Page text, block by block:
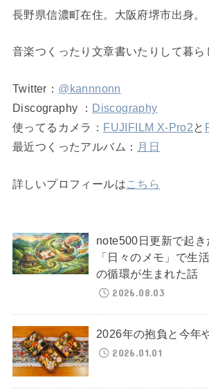
長野県信濃町在住。大阪府堺市出身。
音楽つくったり文章書いたりして暮ら
Twitter： @kannnonn
Discography ： Discography
使ってるカメラ： FUJIFILM X-Pro2と
最近つくったアルバム： 月日
詳しいプロフィールはこちら
note500日更新で起き
「日々のメモ」で生
の循環が生まれた話
2026.08.03
2026年の抱負と今年
2026.01.01